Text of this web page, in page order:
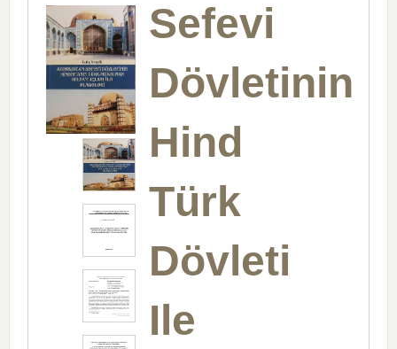
Sefevi
Dövletinin
Hind
Türk
Dövleti
Ile